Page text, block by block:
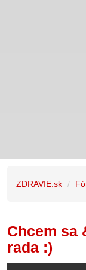
ZDRAVIE.sk
Chcem sa
rada :)